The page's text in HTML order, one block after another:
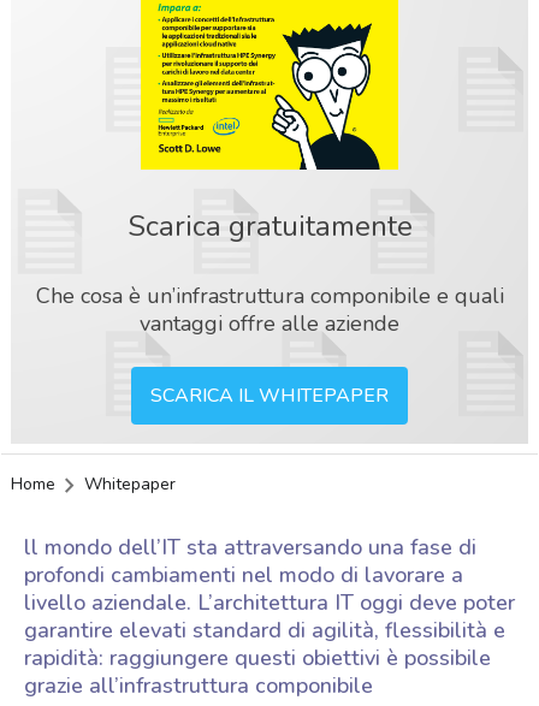
Scarica gratuitamente
Che cosa è un’infrastruttura componibile e quali
vantaggi offre alle aziende
SCARICA IL WHITEPAPER
Home Whitepaper
ll mondo dell’IT sta attraversando una fase di
profondi cambiamenti nel modo di lavorare a
livello aziendale. L’architettura IT oggi deve poter
garantire elevati standard di agilità, flessibilità e
rapidità: raggiungere questi obiettivi è possibile
grazie all’infrastruttura componibile